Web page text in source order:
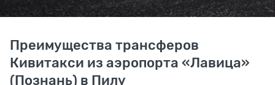
Преимущества трансферов
Кивитакси из аэропорта «Лавица»
(Познань) в Пилу